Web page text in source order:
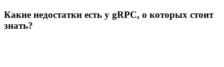
Какие недостатки есть у gRPC, о которых стоит
знать?